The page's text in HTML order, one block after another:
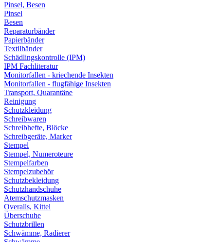
Pinsel, Besen
Pinsel
Besen
Reparaturbänder
Papierbänder
Textilbänder
Schädlingskontrolle (IPM)
IPM Fachliteratur
Monitorfallen - kriechende Insekten
Monitorfallen - flugfähige Insekten
Transport, Quarantäne
Reinigung
Schutzkleidung
Schreibwaren
Schreibhefte, Blöcke
Schreibgeräte, Marker
Stempel
Stempel, Numeroteure
Stempelfarben
Stempelzubehör
Schutzbekleidung
Schutzhandschuhe
Atemschutzmasken
Overalls, Kittel
Überschuhe
Schutzbrillen
Schwämme, Radierer